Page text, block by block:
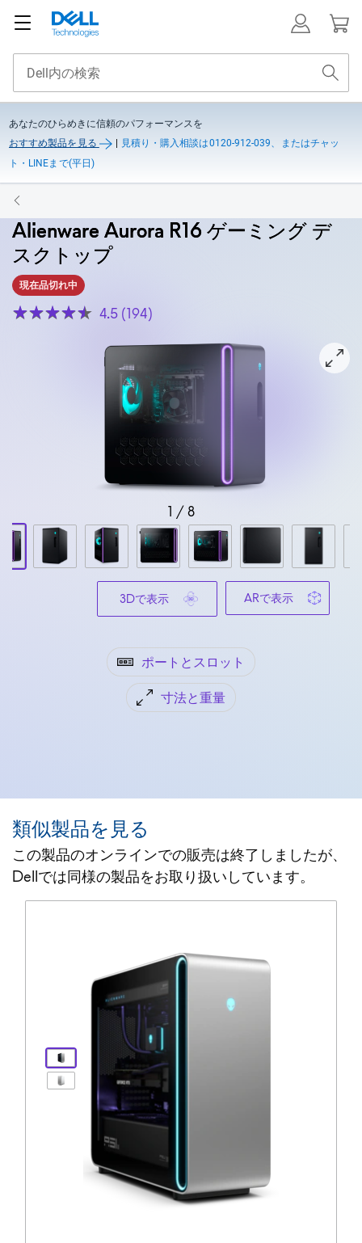
あなたのひらめきに信頼のパフォーマンスを
おすすめ製品を見る
見積り・購入相談は0120-912-039、またはチャッ
ト・LINEまで(平日)
Alienware Aurora R16 ゲーミング デ
スクトップ
現在品切れ中
4.5 (194)
View ALIENWARE AURORA R16
ポートとスロット
寸法と重量
1 /8
3Dで表示 ARで表示
類似製品を見る
この製品のオンラインでの販売は終了しましたが、
Dellでは同様の製品をお取り扱いしています。
製品ページを表示 alienware-
View 右向き Alienware Area-51ゲーム用デス